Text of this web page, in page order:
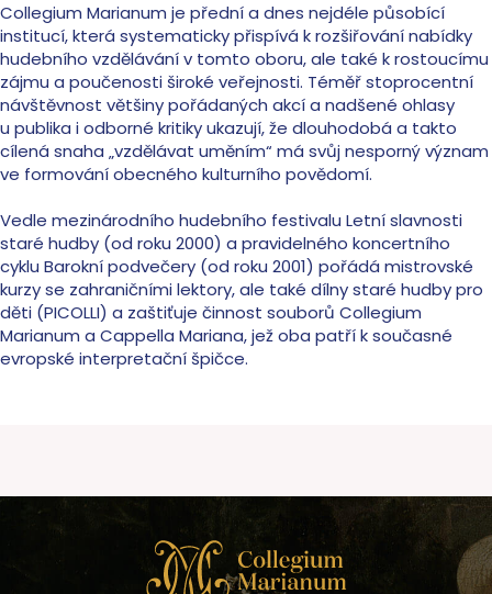
Collegium Marianum je přední a dnes nejdéle působící
institucí, která systematicky přispívá k rozšiřování nabídky
hudebního vzdělávání v tomto oboru, ale také k rostoucímu
zájmu a poučenosti široké veřejnosti. Téměř stoprocentní
návštěvnost většiny pořádaných akcí a nadšené ohlasy
u publika i odborné kritiky ukazují, že dlouhodobá a takto
cílená snaha „vzdělávat uměním“ má svůj nesporný význam
ve formování obecného kulturního povědomí.
Vedle mezinárodního hudebního festivalu Letní slavnosti
staré hudby (od roku 2000) a pravidelného koncertního
cyklu Barokní podvečery (od roku 2001) pořádá mistrovské
kurzy se zahraničními lektory, ale také dílny staré hudby pro
děti (PICOLLI) a zaštiťuje činnost souborů Collegium
Marianum a Cappella Mariana, jež oba patří k současné
evropské interpretační špičce.